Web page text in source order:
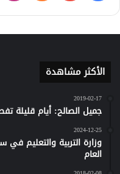
كلاود
الأكثر مشاهدة
2019-02-17
جميل الصالح: أيام قليلة
2024-12-25
وزارة التربية والتعليم
العام